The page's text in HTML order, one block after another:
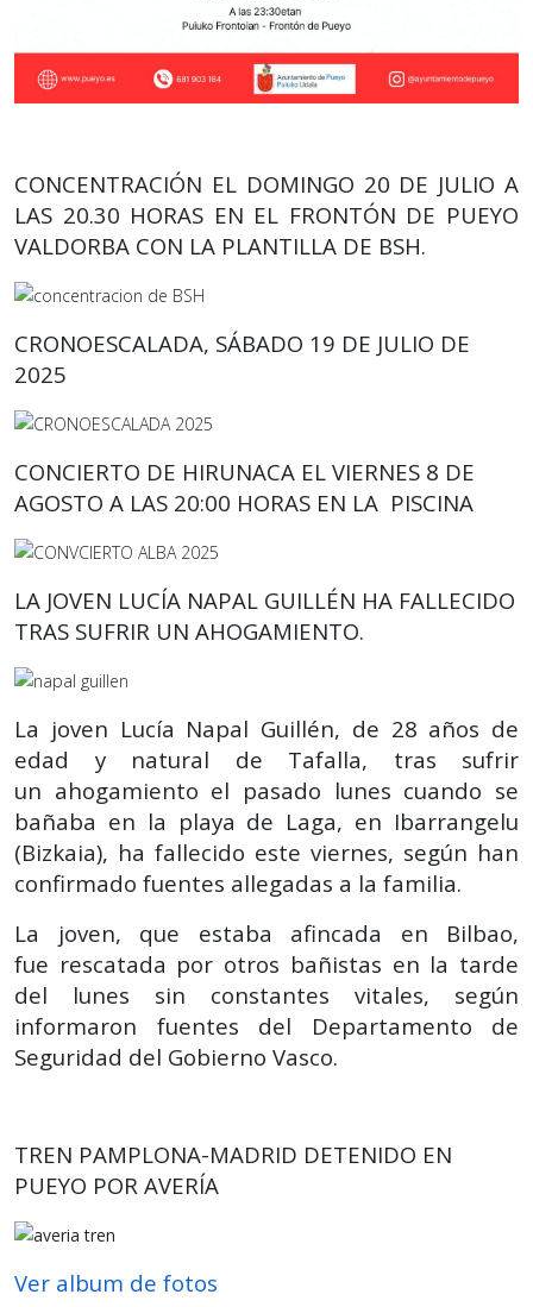
CONCENTRACIÓN EL DOMINGO 20 DE JULIO A
LAS 20.30 HORAS EN EL FRONTÓN DE PUEYO
VALDORBA CON LA PLANTILLA DE BSH.
CRONOESCALADA, SÁBADO 19 DE JULIO DE
2025
CONCIERTO DE HIRUNACA EL VIERNES 8 DE
AGOSTO A LAS 20:00 HORAS EN LA PISCINA
LA JOVEN LUCÍA NAPAL GUILLÉN HA FALLECIDO
TRAS SUFRIR UN AHOGAMIENTO.
La joven Lucía Napal Guillén, de 28 años de
edad y natural de Tafalla, tras sufrir
un ahogamiento el pasado lunes cuando se
bañaba en la playa de Laga, en Ibarrangelu
(Bizkaia), ha fallecido este viernes, según han
confirmado fuentes allegadas a la familia.
La joven, que estaba afincada en Bilbao,
fue rescatada por otros bañistas en la tarde
del lunes sin constantes vitales, según
informaron fuentes del Departamento de
Seguridad del Gobierno Vasco.
TREN PAMPLONA-MADRID DETENIDO EN
PUEYO POR AVERÍA
Ver album de fotos